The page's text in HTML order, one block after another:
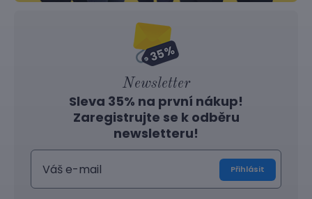
Newsletter
Sleva 35% na první nákup!
Zaregistrujte se k odběru
newsletteru!
Přihlásit